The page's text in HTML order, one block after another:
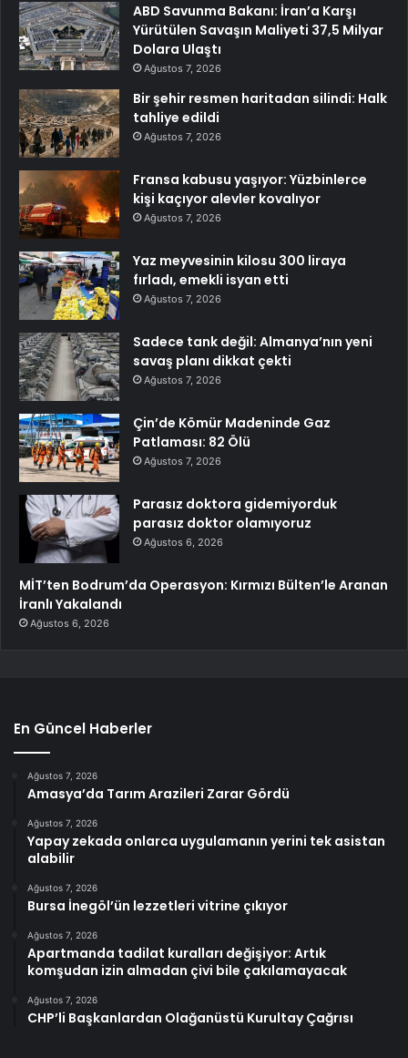
ABD Savunma Bakanı: İran’a Karşı
Yürütülen Savaşın Maliyeti 37,5 Milyar
Dolara Ulaştı
Ağustos 7, 2026
Bir şehir resmen haritadan silindi: Halk
tahliye edildi
Ağustos 7, 2026
Fransa kabusu yaşıyor: Yüzbinlerce
kişi kaçıyor alevler kovalıyor
Ağustos 7, 2026
Yaz meyvesinin kilosu 300 liraya
fırladı, emekli isyan etti
Ağustos 7, 2026
Sadece tank değil: Almanya’nın yeni
savaş planı dikkat çekti
Ağustos 7, 2026
Çin’de Kömür Madeninde Gaz
Patlaması: 82 Ölü
Ağustos 7, 2026
Parasız doktora gidemiyorduk
parasız doktor olamıyoruz
Ağustos 6, 2026
MİT’ten Bodrum’da Operasyon: Kırmızı Bülten’le Aranan
İranlı Yakalandı
Ağustos 6, 2026
En Güncel Haberler
Ağustos 7, 2026
Amasya’da Tarım Arazileri Zarar Gördü
Ağustos 7, 2026
Yapay zekada onlarca uygulamanın yerini tek asistan
alabilir
Ağustos 7, 2026
Bursa İnegöl’ün lezzetleri vitrine çıkıyor
Ağustos 7, 2026
Apartmanda tadilat kuralları değişiyor: Artık
komşudan izin almadan çivi bile çakılamayacak
Ağustos 7, 2026
CHP’li Başkanlardan Olağanüstü Kurultay Çağrısı